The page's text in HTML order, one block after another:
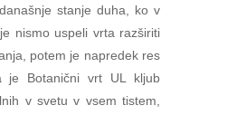
stanje duha, ko v
nismo uspeli vrta razširiti
potem je napredek res
je Botanični vrt UL kljub
v svetu v vsem tistem,